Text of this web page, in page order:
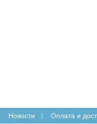
Новости Оплата и